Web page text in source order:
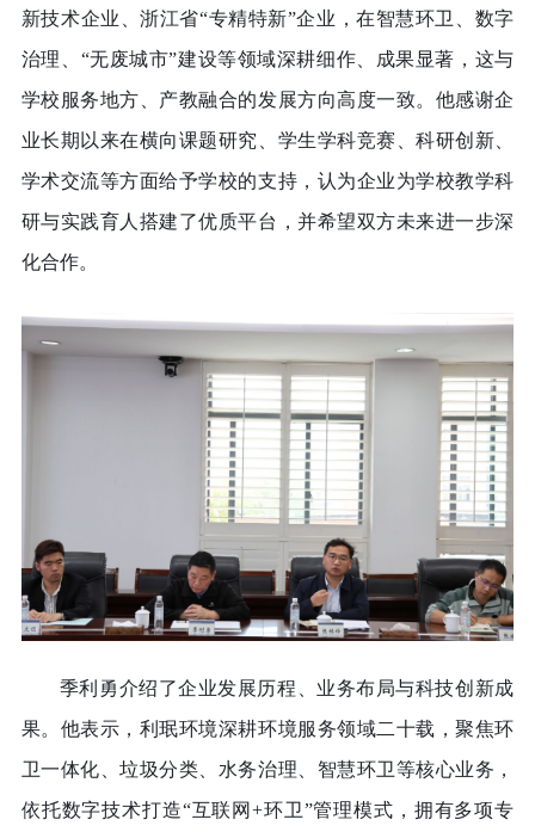
新技术企业、浙江省“专精特新”企业，在智慧环卫、数字
治理、“无废城市”建设等领域深耕细作、成果显著，这与
学校服务地方、产教融合的发展方向高度一致。他感谢企
业长期以来在横向课题研究、学生学科竞赛、科研创新、
学术交流等方面给予学校的支持，认为企业为学校教学科
研与实践育人搭建了优质平台，并希望双方未来进一步深
化合作。
季利勇介绍了企业发展历程、业务布局与科技创新成
果。他表示，利珉环境深耕环境服务领域二十载，聚焦环
卫一体化、垃圾分类、水务治理、智慧环卫等核心业务，
依托数字技术打造“互联网+环卫”管理模式，拥有多项专